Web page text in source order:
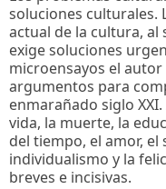
soluciones culturales.
actual de la cultura, al
exige soluciones
microensayos el
argumentos para
enmarañado siglo
vida, la muerte, la
del tiempo, el amor, el
individualismo y la
breves e incisivas.